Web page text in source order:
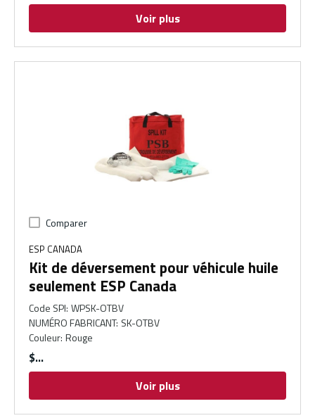
Voir plus
Comparer
ESP CANADA
Kit de déversement pour véhicule huile
seulement ESP Canada
Code SPI: WPSK-OTBV
NUMÉRO FABRICANT: SK-OTBV
Couleur: Rouge
$
Voir plus